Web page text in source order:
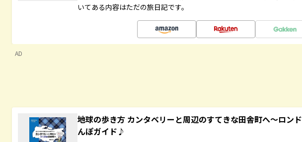
いてある内容はただの旅日記です。
AD
地球の歩き方 カンタベリーと周辺のすてきな田舎町へ～ロン
んぽガイド♪